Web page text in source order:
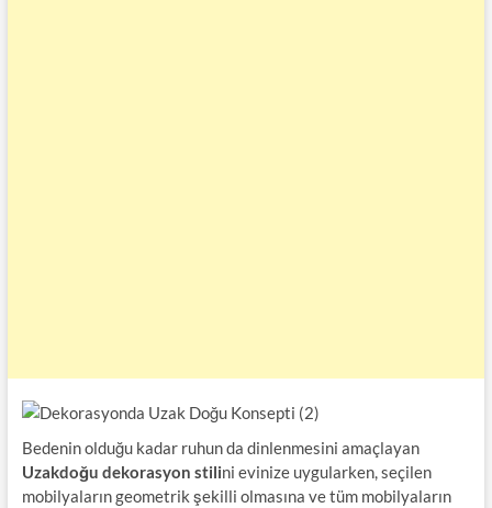
Bedenin olduğu kadar ruhun da dinlenmesini amaçlayan
Uzakdoğu dekorasyon stilini evinize uygularken, seçilen
mobilyaların geometrik şekilli olmasına ve tüm mobilyaların